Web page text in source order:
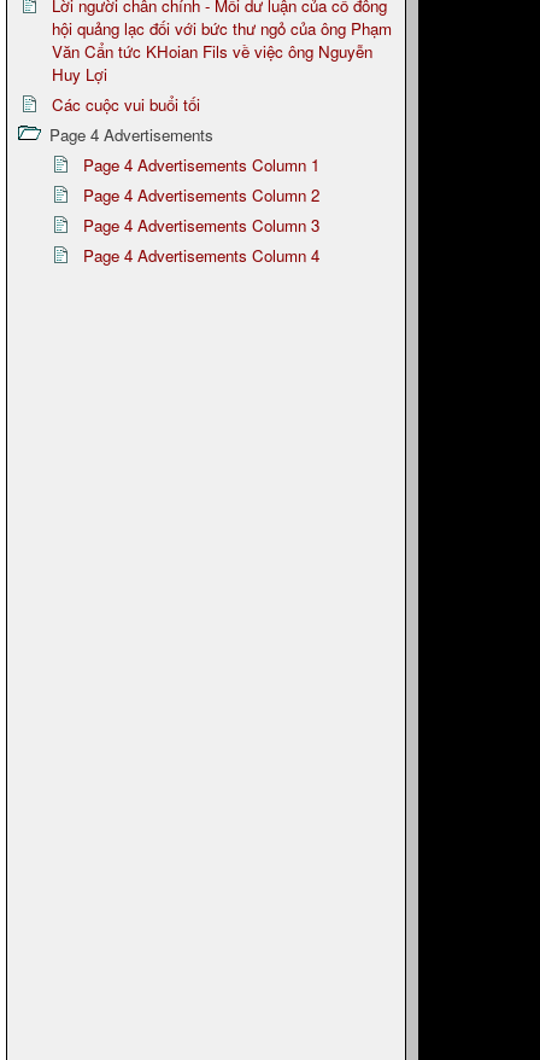
Lời người chân chính - Mối dư luận của cổ đông
hội quảng lạc đối với bức thư ngỏ của ông Phạm
Văn Cẩn tức KHoian Fils về việc ông Nguyễn
Huy Lợi
Các cuộc vui buổi tối
Page 4 Advertisements
Page 4 Advertisements Column 1
Page 4 Advertisements Column 2
Page 4 Advertisements Column 3
Page 4 Advertisements Column 4